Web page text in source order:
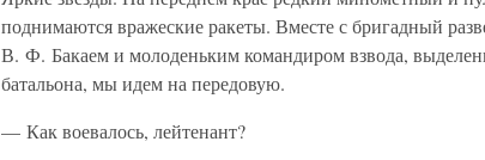
поднимаются вражеские ракеты. Вместе с бригадный
В. Ф. Бакаем и молоденьким командиром взвода,
батальона, мы идем на передовую.
— Как воевалось, лейтенант?